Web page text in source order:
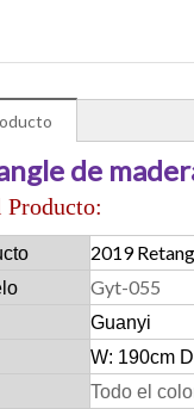
de
2019
Gyt-055
Guanyi
W: 190cm
Todo el